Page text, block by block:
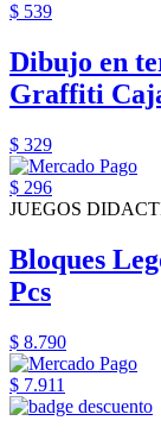
$ 539
Dibujo en
Graffiti
$ 329
$ 296
JUEGOS
Bloques
Pcs
$ 8.790
$ 7.911